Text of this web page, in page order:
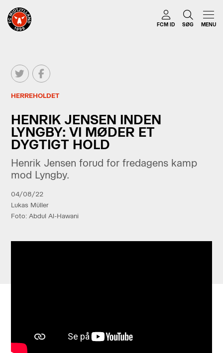
FCM ID SØG MENU
HERREHOLDET
HENRIK JENSEN INDEN
LYNGBY: VI MØDER ET
DYGTIGT HOLD
Henrik Jensen forud for fredagens kamp
mod Lyngby.
04/08/22
Lukas Müller
Foto: Abdul Al-Hawani